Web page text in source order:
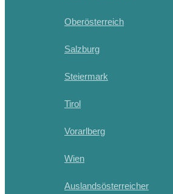
Oberösterreich
Salzburg
Steiermark
Tirol
Vorarlberg
Wien
Auslandsösterreicher